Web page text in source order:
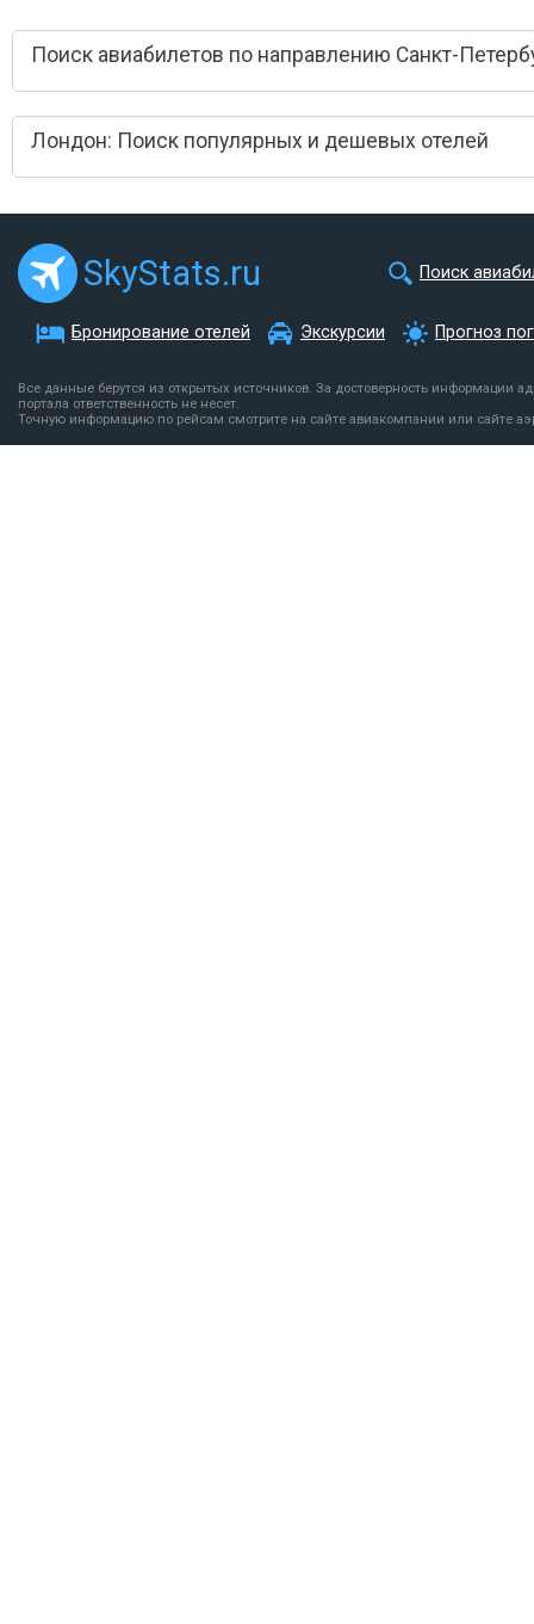
Поиск авиабилетов по направлению Санкт-
Лондон: Поиск популярных и дешевых отелей
SkyStats.ru Поиск
Бронирование отелей Экскурсии Прогноз
Все данные берутся из открытых источников. За достоверность информации
портала ответственность не несет.
Точную информацию по рейсам смотрите на сайте авиакомпании или сайте